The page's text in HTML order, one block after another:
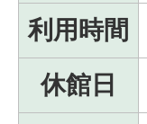
利用時間
休館日